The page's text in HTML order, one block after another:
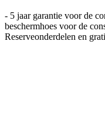
- 5 jaar garantie voor de
beschermhoes voor de
Reserveonderdelen en